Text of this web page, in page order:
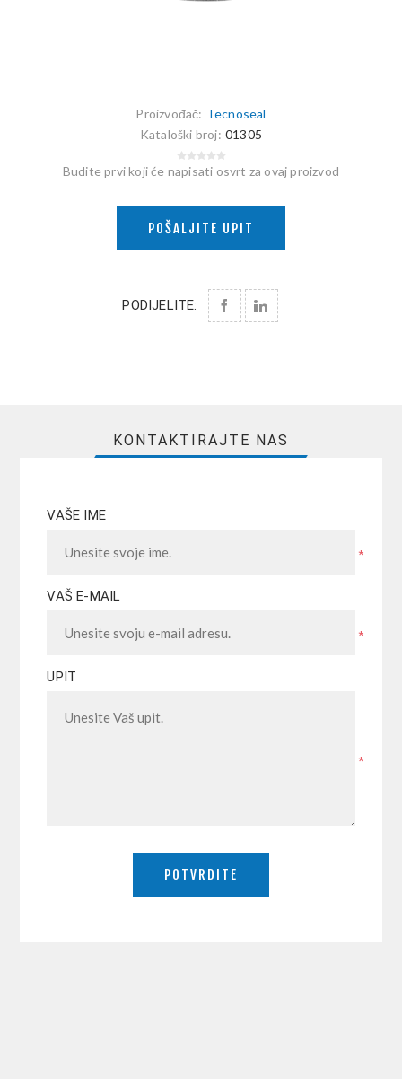
Proizvođač: Tecnoseal
Kataloški broj: 01305
Budite prvi koji će napisati osvrt za ovaj proizvod
POŠALJITE UPIT
PODIJELITE:
KONTAKTIRAJTE NAS
VAŠE IME
*
VAŠ E-MAIL
*
UPIT
*